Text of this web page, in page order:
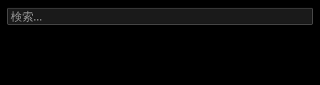
検
索: